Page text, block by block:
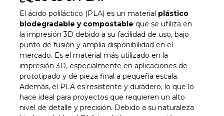
El ácido poliláctico (PLA) es un material plástico
biodegradable y compostable que se utiliza en
la impresión 3D debido a su facilidad de uso, bajo
punto de fusión y amplia disponibilidad en el
mercado. Es el material más utilizado en la
impresión 3D, especialmente en aplicaciones de
prototipado y de pieza final a pequeña escala.
Además, el PLA es resistente y duradero, lo que lo
hace ideal para proyectos que requieren un alto
nivel de detalle y precisión. Debido a su naturaleza